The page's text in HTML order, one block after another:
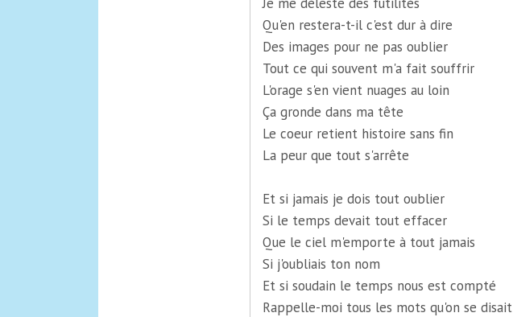
Qu'en restera-t-il c'est dur à dire
Des images pour ne pas oublier
Tout ce qui souvent m'a fait souffrir
L'orage s'en vient nuages au loin
Ça gronde dans ma tête
Le coeur retient histoire sans fin
La peur que tout s'arrête
Et si jamais je dois tout oublier
Si le temps devait tout effacer
Que le ciel m'emporte à tout jamais
Si j'oubliais ton nom
Et si soudain le temps nous est compté
Rappelle-moi tous les mots qu'on se disait